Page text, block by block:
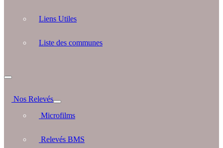
Liens Utiles
Liste des communes
Nos Relevés
Microfilms
Relevés BMS